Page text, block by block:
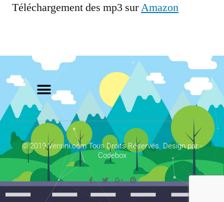
Téléchargement des mp3 surAmazon
© 2019 Versini.com Tous Droits Réservés. Design par -
Codebox